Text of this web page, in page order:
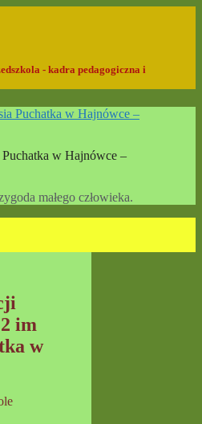
- kadra pedagogiczna i
w Hajnówce –
małego człowieka.
im
w